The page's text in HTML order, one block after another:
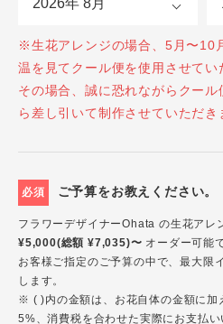
※生花アレンジの場合、5月〜10
温を見てクール便を使用させてい
その場合、誠に恐れながらクー
ら差し引いて制作させていただき
必須 ご予算をお教えください。
フラワーデザイナーOhata の生花アレ
¥5,000(総額 ¥7,035)〜 オーダー可能
お客様ご指定のご予算の中で、最大限
します。
※ ( )内の金額は、お花自体の金額に加
5%、消費税を合わせた実際にお支払い